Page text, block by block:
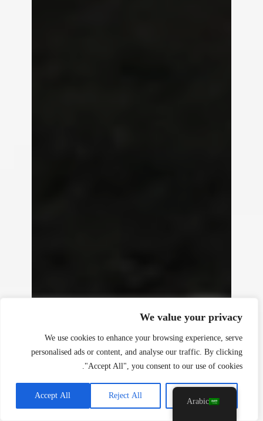
We value your privacy
We use cookies to enhance your browsing experience, serve
personalised ads or content, and analyse our traffic. By clicking
"Accept All", you consent to our use of cookies.
Reject All
Accept All
Arabic
H
i
d
e
c
a